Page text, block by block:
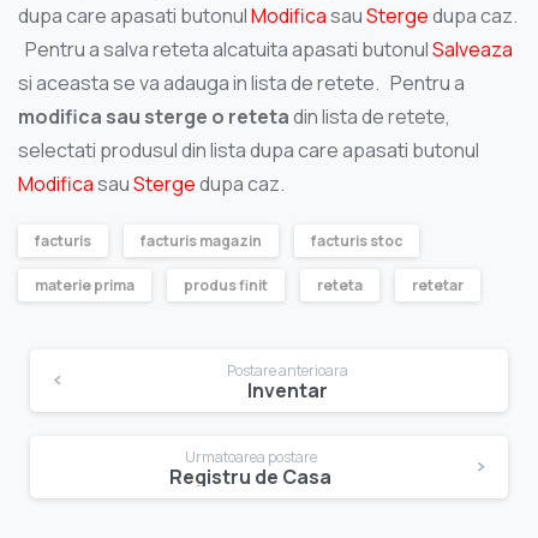
dupa care apasati butonulModificasauStergedupa caz.
Pentru a salva reteta alcatuita apasati butonulSalveaza
si aceasta se va adauga in lista de retete. Pentru a
modifica sau sterge o retetadin lista de retete,
selectati produsul din lista dupa care apasati butonul
ModificasauStergedupa caz.
facturis facturis magazin facturis stoc
materie prima produs finit reteta retetar
în
Postare anterioara
Inventar
Urmatoarea postare
Registru de Casa